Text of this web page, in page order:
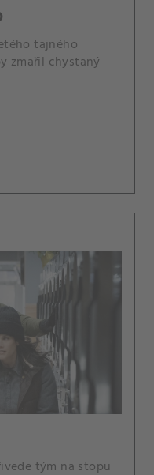
tajného
zmařil chystaný
tým na stopu